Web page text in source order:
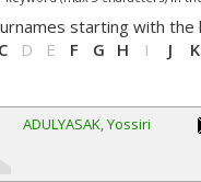
starting with the
D E F G H I J K
ADULYASAK Yossiri